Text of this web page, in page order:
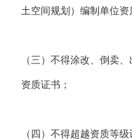
土空间规划）编制单位资
（三）不得涂改、倒卖
资质证书；
（四）不得超越资质等